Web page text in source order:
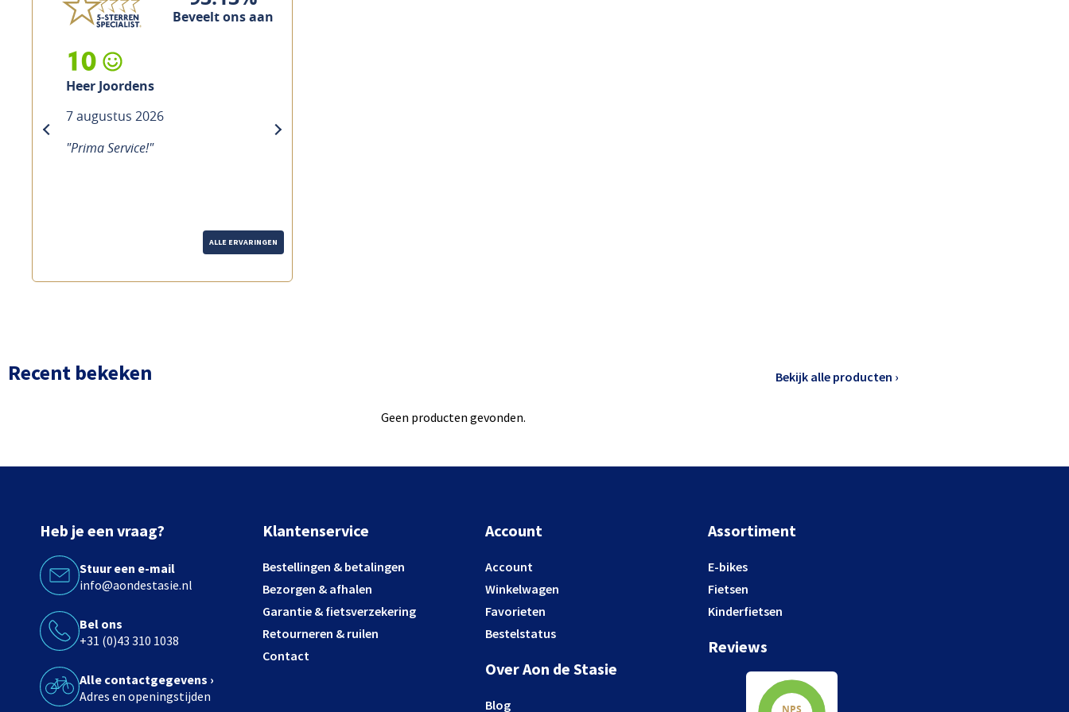
Beveelt ons aan
10
Heer Joordens
7 augustus 2026
"Prima Service!"
next
ALLE ERVARINGEN
Recent bekeken Bekijk alle producten ›
Geen producten gevonden.
Heb je een vraag?
Stuur een e-mail
info@aondestasie.nl
Bel ons
+31 (0)43 310 1038
Alle contactgegevens ›
Adres en openingstijden
Klantenservice
Bestellingen & betalingen
Bezorgen & afhalen
Garantie & fietsverzekering
Retourneren & ruilen
Contact
Account
Account
Winkelwagen
Favorieten
Bestelstatus
Over Aon de Stasie
Blog
Assortiment
E-bikes
Fietsen
Kinderfietsen
Reviews